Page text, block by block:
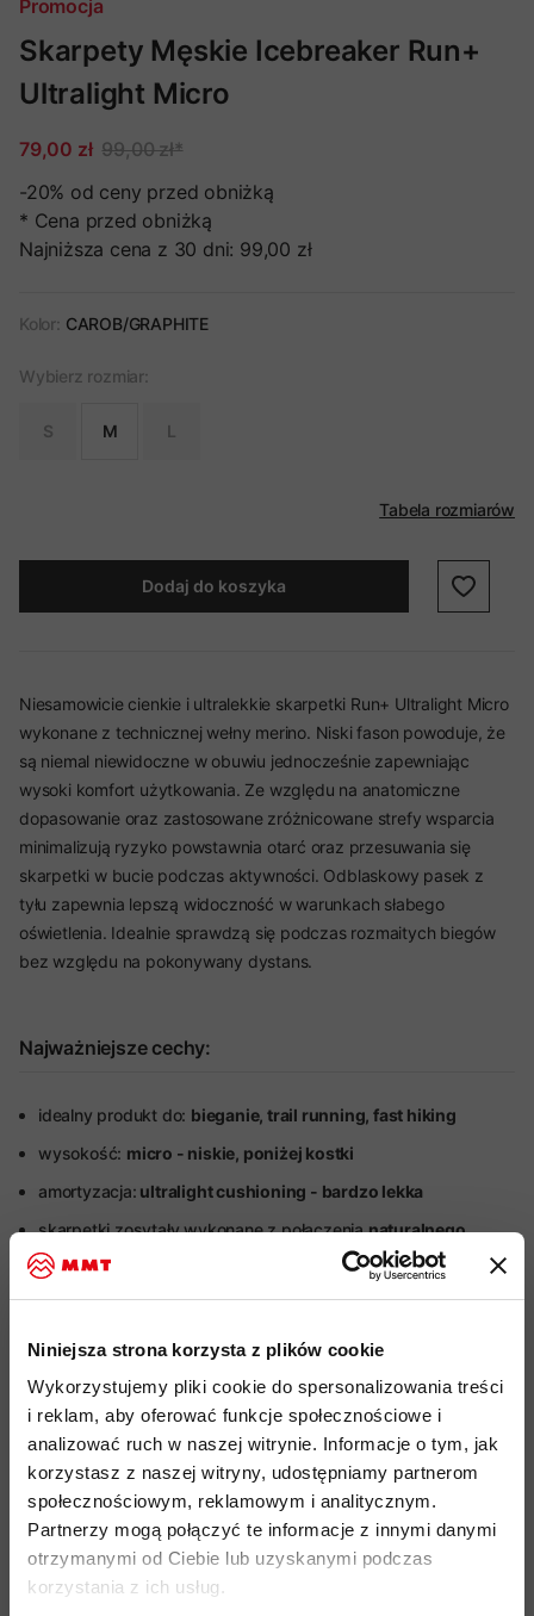
Niniejsza strona korzysta z plików cookie
Wykorzystujemy pliki cookie do spersonalizowania treści
i reklam, aby oferować funkcje społecznościowe i
analizować ruch w naszej witrynie. Informacje o tym, jak
korzystasz z naszej witryny, udostępniamy partnerom
społecznościowym, reklamowym i analitycznym.
Partnerzy mogą połączyć te informacje z innymi danymi
otrzymanymi od Ciebie lub uzyskanymi podczas
korzystania z ich usług.
Promocja
Skarpety Męskie Icebreaker Run+
Ultralight Micro
79,00 zł 99,00 zł*
-20% od ceny przed obniżką
* Cena przed obniżką
Najniższa cena z 30 dni: 99,00 zł
Kolor: CAROB/GRAPHITE
Wybierz rozmiar:
S M L
Tabela rozmiarów
Dodaj do koszyka
Niesamowicie cienkie i ultralekkie skarpetki Run+ Ultralight Micro
wykonane z technicznej wełny merino. Niski fason powoduje, że
są niemal niewidoczne w obuwiu jednocześnie zapewniając
wysoki komfort użytkowania. Ze względu na anatomiczne
dopasowanie oraz zastosowane zróżnicowane strefy wsparcia
minimalizują ryzyko powstawnia otarć oraz przesuwania się
skarpetki w bucie podczas aktywności. Odblaskowy pasek z
tyłu zapewnia lepszą widoczność w warunkach słabego
oświetlenia. Idealnie sprawdzą się podczas rozmaitych biegów
bez względu na pokonywany dystans.
Najważniejsze cechy:
idealny produkt do: bieganie, trail running, fast hiking
wysokość: micro - niskie, poniżej kostki
amortyzacja: ultralight cushioning - bardzo lekka
skarpetki zosytały wykonane z połączenianaturalnego,
miękkiego włókna z wełny merino, nylonu i lycrydla
zapewnienia wysokiej elastyczności materiału
termoregulującymiw każdych warunkach pogodowych
odporna na powstawanie nieprzyjemnych zapachów i
posiada naturalne właściwości antybakteryjne
przyjazność środowiskowa:marka Icebreaker posiada
standard ZQ - lider wetycznej produkcji wełny merino,
wyznaczającym najwyższe standardyjakości włókien,
dbaniu o dobrostan zwierząt, a także ochronę środowiska i
odpowiedzialności społecznej
kod produktu: IB0A56VH